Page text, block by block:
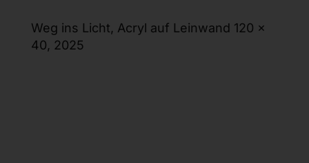
Weg ins Licht, Acryl auf Leinwand 120 x
40, 2025